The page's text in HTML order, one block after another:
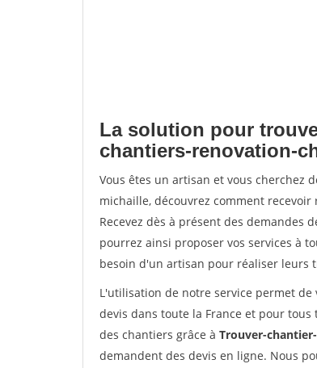
La solution pour
chantiers-renovation-
Vous êtes un artisan et vous cherchez
michaille, découvrez comment
Recevez dès à présent des demandes
pourrez ainsi proposer vos services à
besoin d'un artisan pour réaliser leurs
L'utilisation de notre service permet
devis dans toute la France et pour
des chantiers grâce à Trouver-
demandent des devis en ligne. Nous